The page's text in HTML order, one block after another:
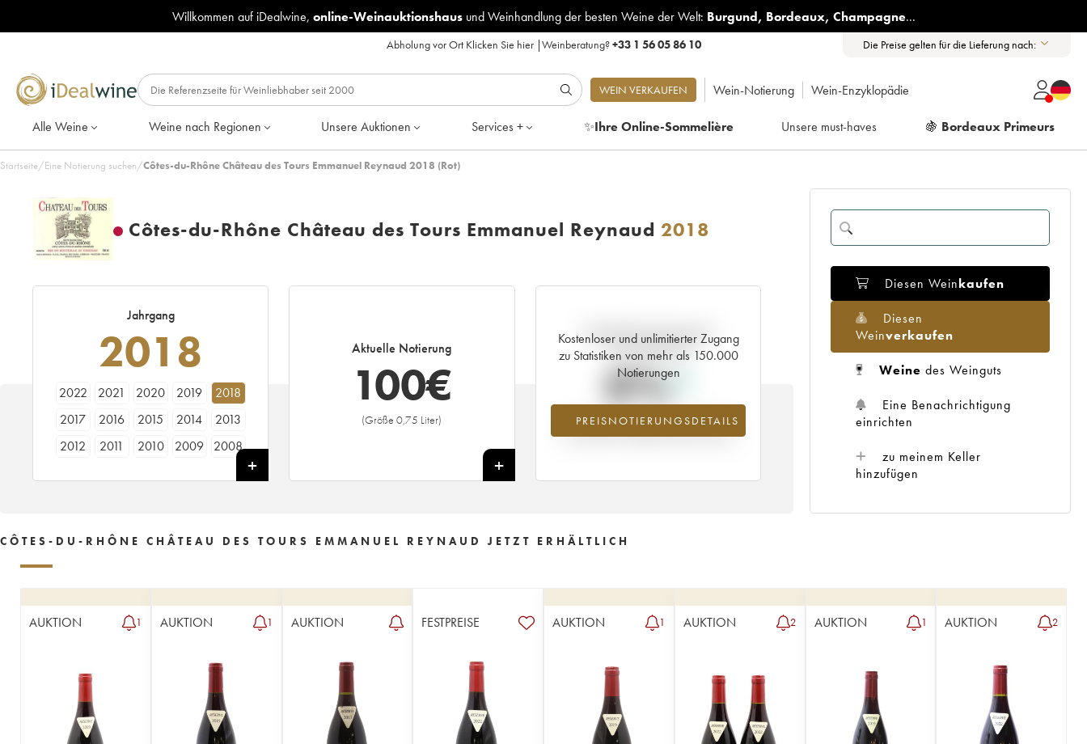
Willkommen auf iDealwine, online-Weinauktionshausund Weinhandlung der besten Weine der Welt: Burgund, Bordeaux, Champagne...
Abholung vor Ort Klicken Sie hier|Weinberatung?+33 1 56 05 86 10 Die Preise gelten für die Lieferung nach:
WEIN VERKAUFEN Wein-Notierung Wein-Enzyklopädie
Alle Weine Weine nach Regionen Unsere Auktionen Services + ✨Ihre Online-Sommelière Unsere must-haves 🍇 Bordeaux Primeurs
Startseite/Eine Notierung suchen/Côtes-du-Rhône Château des Tours Emmanuel Reynaud 2018 (Rot)
Côtes-du-Rhône Château des Tours Emmanuel Reynaud 2018
Jahrgang
2018
2022 2021 2020 2019
2018
2017
2016 2015 2014
2013
2012
2011 2010 2009
2008
Aktuelle Notierung
100€
(Größe 0,75 Liter)
+
Kostenloser und unlimitierter Zugang
zu Statistiken von mehr als 150.000
Notierungen
PREISNOTIERUNGSDETAILS
Aktuelle Entwicklung der
Preisnotierung
0%
Preisanstiegs des Jahrgangs 2018 im
Jahr 2026 im Vergleich zum Jahr 2025
Diesen Weinkaufen
Diesen
Weinverkaufen
Weine des Weinguts
Eine Benachrichtigung
einrichten
zu meinem Keller
hinzufügen
CÔTES-DU-RHÔNE CHÂTEAU DES TOURS EMMANUEL REYNAUD JETZT ERHÄLTLICH
AUKTION 1 AUKTION 1 AUKTION FESTPREISE AUKTION 1 AUKTION 2 AUKTION 1 AUKTION 2